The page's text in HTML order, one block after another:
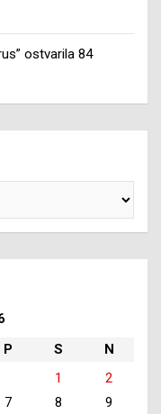
ostvarila 84
P S
N
1
2
7 8
9